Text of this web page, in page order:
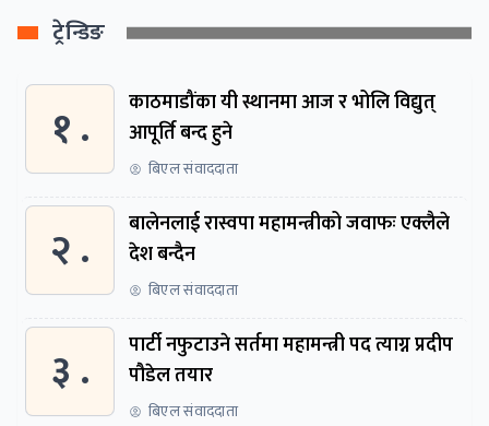
ट्रेन्डिङ
१ .
काठमाडौंका यी स्थानमा आज र भोलि विद्युत्
आपूर्ति बन्द हुने
बिएल संवाददाता
२ .
बालेनलाई रास्वपा महामन्त्रीको जवाफः एक्लैले
देश बन्दैन
बिएल संवाददाता
३ .
पार्टी नफुटाउने सर्तमा महामन्त्री पद त्याग्न प्रदीप
पौडेल तयार
बिएल संवाददाता